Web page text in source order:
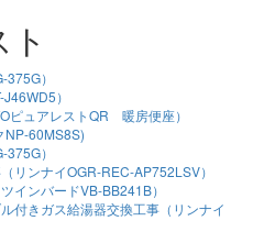
）
）
ピュアレストQR 暖房便座）
NP-60MS8S)
）
リンナイOGR-REC-AP752LSV）
インバードVB-BB241B）
付きガス給湯器交換工事（リンナイ